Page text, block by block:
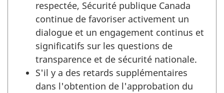
respectée, Sécurité publique Canada
continue de favoriser activement un
dialogue et un engagement continus et
significatifs sur les questions de
transparence et de sécurité nationale.
S'il y a des retards supplémentaires
dans l'obtention de l'approbation du